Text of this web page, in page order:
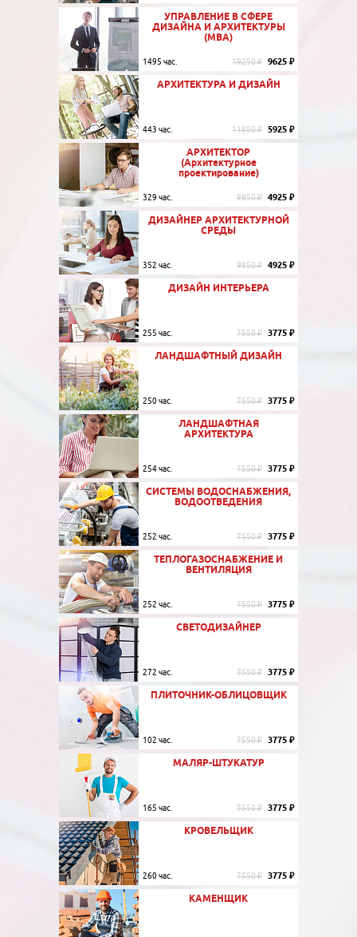
УПРАВЛЕНИЕ В СФЕРЕ
ДИЗАЙНА И АРХИТЕКТУРЫ
(MBA)
1495 час. 19250 ₽ 9625 ₽
АРХИТЕКТУРА И ДИЗАЙН
443 час. 11850 ₽ 5925 ₽
АРХИТЕКТОР
(Архитектурное
проектирование)
329 час. 9850 ₽ 4925 ₽
ДИЗАЙНЕР АРХИТЕКТУРНОЙ
СРЕДЫ
352 час. 9850 ₽ 4925 ₽
ДИЗАЙН ИНТЕРЬЕРА
255 час. 7550 ₽ 3775 ₽
ЛАНДШАФТНЫЙ ДИЗАЙН
250 час. 7550 ₽ 3775 ₽
ЛАНДШАФТНАЯ
АРХИТЕКТУРА
254 час. 7550 ₽ 3775 ₽
СИСТЕМЫ ВОДОСНАБЖЕНИЯ,
ВОДООТВЕДЕНИЯ
252 час. 7550 ₽ 3775 ₽
ТЕПЛОГАЗОСНАБЖЕНИЕ И
ВЕНТИЛЯЦИЯ
252 час. 7550 ₽ 3775 ₽
СВЕТОДИЗАЙНЕР
272 час. 7550 ₽ 3775 ₽
ПЛИТОЧНИК-ОБЛИЦОВЩИК
102 час. 7550 ₽ 3775 ₽
МАЛЯР-ШТУКАТУР
165 час. 7550 ₽ 3775 ₽
КРОВЕЛЬЩИК
260 час. 7550 ₽ 3775 ₽
КАМЕНЩИК